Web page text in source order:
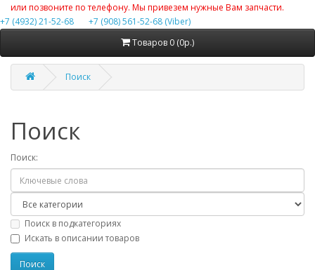
или позвоните по телефону. Мы привезем нужные Вам запчасти.
+7 (4932) 21-52-68
+7 (908) 561-52-68 (Viber)
Товаров 0 (0р.)
Поиск
Поиск
Поиск:
Поиск в подкатегориях
Искать в описании товаров